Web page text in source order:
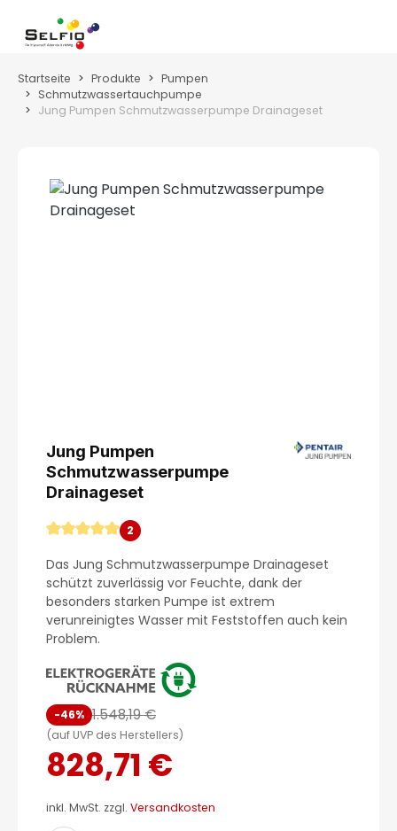
Zum Hauptinhalt springen
Startseite Produkte
Pumpen
Schmutzwassertauchpumpe
Jung Pumpen Schmutzwasserpumpe Drainageset
Jung Pumpen
Schmutzwasserpumpe
Drainageset
Durchschnittliche Bewertung von 5 von 5 Sternen
2
Das Jung Schmutzwasserpumpe Drainageset
schützt zuverlässig vor Feuchte, dank der
besonders starken Pumpe ist extrem
verunreinigtes Wasser mit Feststoffen auch kein
Problem.
-46% 1.548,19 €
(auf UVP des Herstellers)
828,71 €
inkl. MwSt. zzgl. Versandkosten